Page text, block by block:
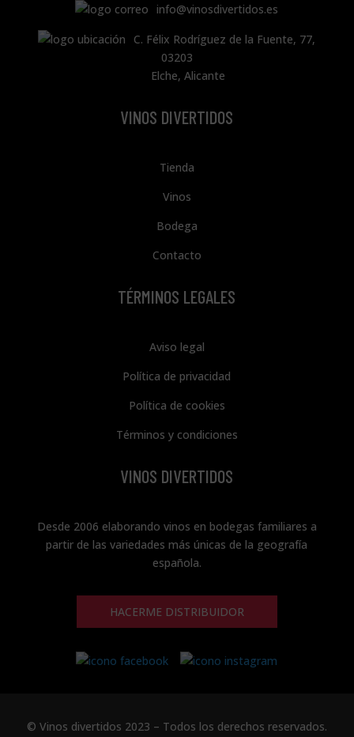
info@vinosdivertidos.es
C. Félix Rodríguez de la Fuente, 77,
03203
Elche, Alicante
VINOS DIVERTIDOS
Tienda
Vinos
Bodega
Contacto
TÉRMINOS LEGALES
Aviso legal
Política de privacidad
Política de cookies
Términos y condiciones
VINOS DIVERTIDOS
Desde 2006 elaborando vinos en bodegas familiares a
partir de las variedades más únicas de la geografía
española.
HACERME DISTRIBUIDOR
© Vinos divertidos 2023 – Todos los derechos reservados.